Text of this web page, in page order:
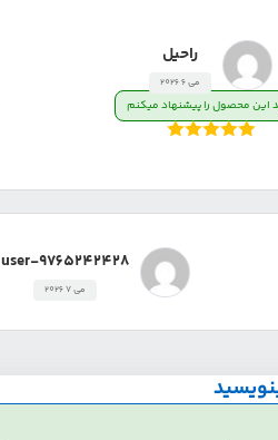
این محصول را پیشنهاد میکنم
راحیل
می 6 2026
user-9765242428
می 7 2026